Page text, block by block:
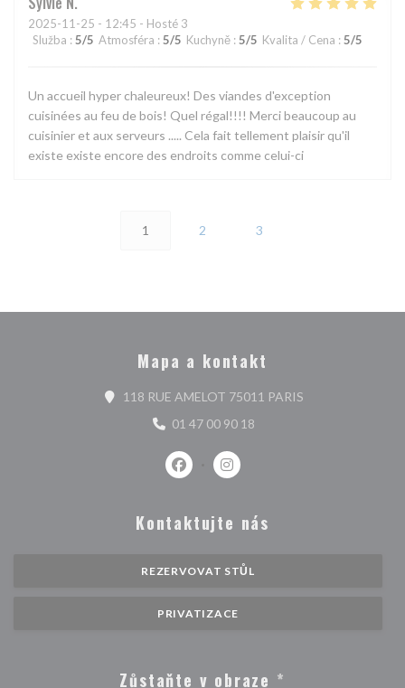
2025-11-25 - 12:45 - Hosté 3
Služba : 5/5 Atmosféra : 5/5 Kuchyně : 5/5 Kvalita / Cena : 5/5
Un accueil hyper chaleureux! Des viandes d'exception
cuisinées au feu de bois! Quel régal!!!! Merci beaucoup au
cuisinier et aux serveurs ..... Cela fait tellement plaisir qu'il
existe existe encore des endroits comme celui-ci
1 2 3
Mapa a kontakt
118 RUE AMELOT 75011 PARIS((otevře se v
01 47 00 90 18
Facebook ((otevře se v novém okně))
Instagram ((otevře se v
Kontaktujte nás
REZERVOVAT STŮL
PRIVATIZACE
Zůstaňte v obraze *